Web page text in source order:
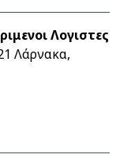
Λογιστες
Λάρνακα,